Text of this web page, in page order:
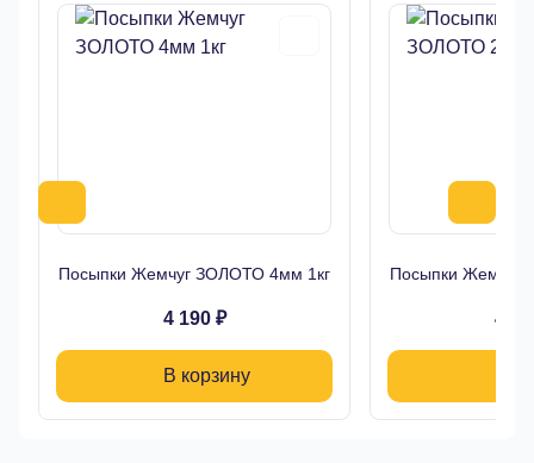
Посыпки Жемчуг ЗОЛОТО 4мм 1кг
4 190 ₽
В корзину
Посыпки Жемчуг
4